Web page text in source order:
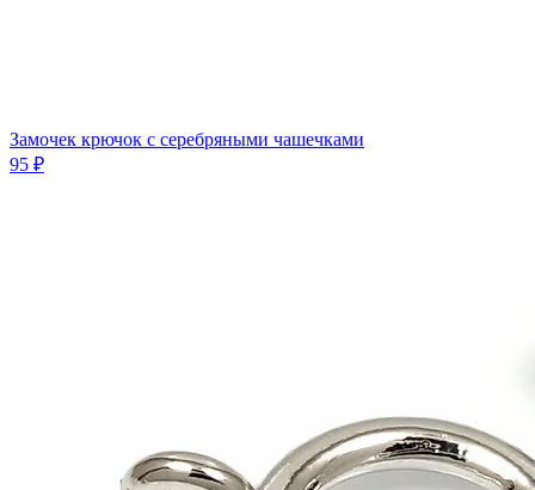
Замочек крючок с серебряными чашечками
95 ₽